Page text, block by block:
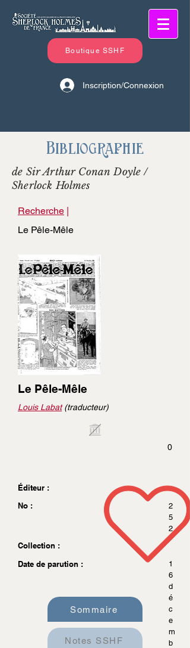
Boutique SSHF
Inscription/Connexion
Bibliographie
de Sir Arthur Conan Doyle /
Sherlock Holmes
Recherche |
Le Pêle-Mêle
Le Pêle-Mêle
Louis Labat(traducteur)
0
Éditeur :
No :
2
5
2
Collection :
Date de parution :
1
6
d
é
c
e
m
b
Sommaire
Notes SSHF